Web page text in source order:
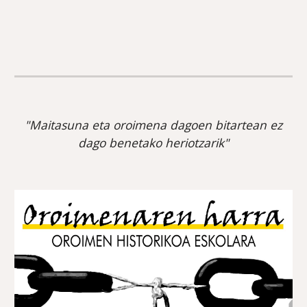
"Maitasuna eta oroimena dagoen bitartean ez
dago benetako heriotzarik"